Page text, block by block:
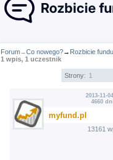
Rozbicie
Forum→Co nowego?→ Rozbicie
1 wpis, 1 uczestnik
Strony: 1
2013-11-
4660
myfund.pl
13161